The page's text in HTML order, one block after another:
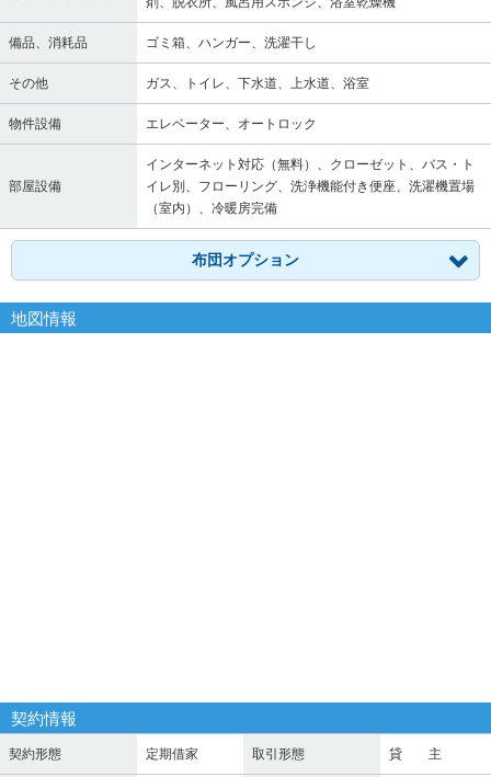
備品、消耗品 ゴミ箱、ハンガー、洗濯干し
その他 ガス、トイレ、下水道、上水道、浴室
物件設備 エレベーター、オートロック
部屋設備
インターネット対応（無料）、クローゼット、バス・ト
イレ別、フローリング、洗浄機能付き便座、洗濯機置場
（室内）、冷暖房完備
布団オプション
地図情報
契約情報
契約形態 定期借家 取引形態 貸 主